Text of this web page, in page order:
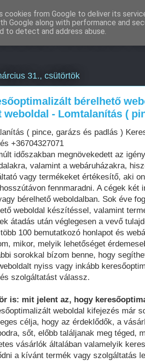
készítés
31., csütörtök
bérelhető
weboldal - Lomtalanítás (
( pince, garázs és padlás )
+36704327071
időszakban megnövekedett az
valamint a webáruházakra,
vagy termékeket értékesítő, aki
fennmaradni. A cégek két
bérelhető weboldalban. Sok éve
weboldal készítéssel, valamint
átadás után véglegesen a vevő
100 bemutatkozó honlapot és
mikor, melyik lehetőséget
sorokkal bízom benne, hogy
nyiss vagy inkább
szolgáltatást válassz.
is: mit jelent az, hogy
weboldal kifejezés már
célja, hogy az érdeklődők, a
sőt, előbb találjanak meg téged,
vásárlók általában valamelyik
a kívánt termék vagy szolgáltatás
cookies from Google to deliver its
Google along with performance and
to detect and address abuse.